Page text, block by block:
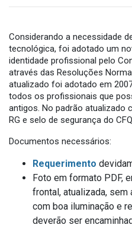
Considerando a necessidade
tecnológica, foi adotado um
identidade profissional pelo
através das Resoluções
atualizado foi adotado em
todos os profissionais que
antigos. No padrão atualizado
RG e selo de segurança do
Documentos necessários:
Requerimento
Foto em formato PDF,
frontal, atualizada, sem
com boa iluminação e
deverão ser